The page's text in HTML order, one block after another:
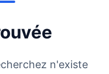
n'existe